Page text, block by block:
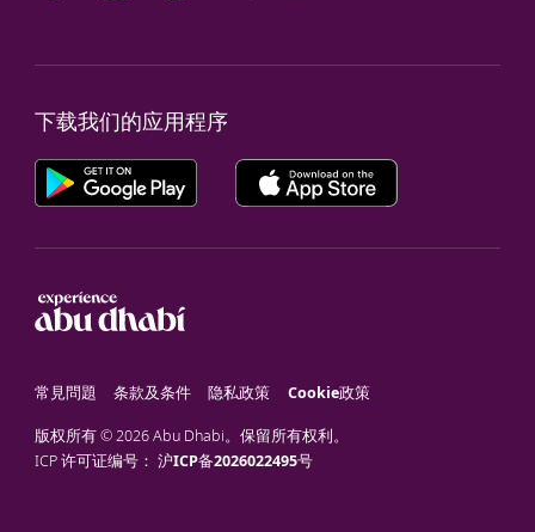
下载我们的应用程序
常見問題 条款及条件 隐私政策 Cookie政策
版权所有 © 2026 Abu Dhabi。保留所有权利。
ICP 许可证编号： 沪ICP备2026022495号